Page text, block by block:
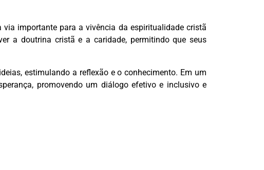
via importante para a vivência da espiritualidade cristã
a doutrina cristã e a caridade, permitindo que seus
estimulando a reflexão e o conhecimento. Em um
promovendo um diálogo efetivo e inclusivo e